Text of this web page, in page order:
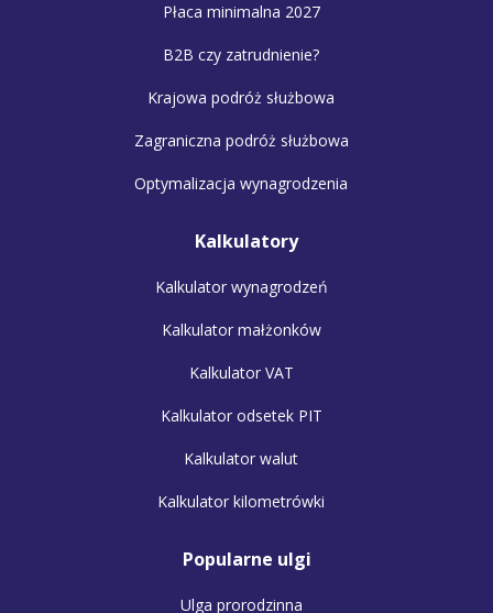
Płaca minimalna 2027
B2B czy zatrudnienie?
Krajowa podróż służbowa
Zagraniczna podróż służbowa
Optymalizacja wynagrodzenia
Kalkulatory
Kalkulator wynagrodzeń
Kalkulator małżonków
Kalkulator VAT
Kalkulator odsetek PIT
Kalkulator walut
Kalkulator kilometrówki
Popularne ulgi
Ulga prorodzinna